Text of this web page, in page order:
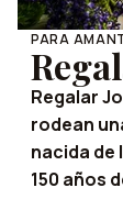
PARA
Regalar
rodean
nacida de
150 años